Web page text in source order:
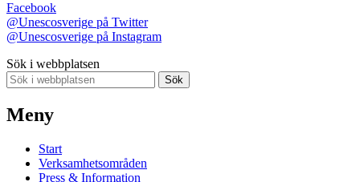
Facebook
@Unescosverige på Twitter
@Unescosverige på Instagram
Sök i webbplatsen
Sök
Meny
Start
Verksamhetsområden
Press & Information